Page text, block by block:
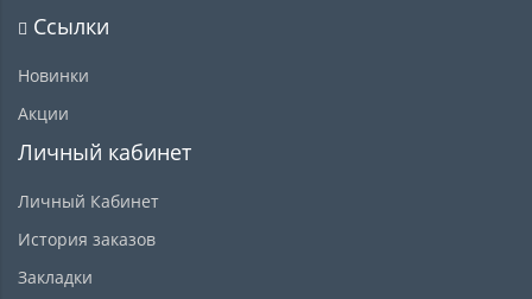
Ссылки
Новинки
Акции
Личный кабинет
Личный Кабинет
История заказов
Закладки